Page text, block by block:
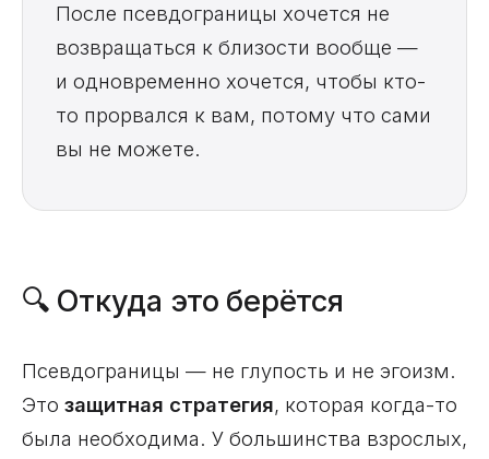
После псевдограницы хочется не
возвращаться к близости вообще —
и одновременно хочется, чтобы кто-
то прорвался к вам, потому что сами
вы не можете.
🔍 Откуда это берётся
Псевдограницы — не глупость и не эгоизм.
Это защитная стратегия, которая когда-то
была необходима. У большинства взрослых,